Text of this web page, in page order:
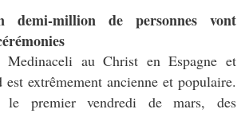
demi-million de personnes vont
au Christ en Espagne et
extrêmement ancienne et populaire.
le premier vendredi de mars, des